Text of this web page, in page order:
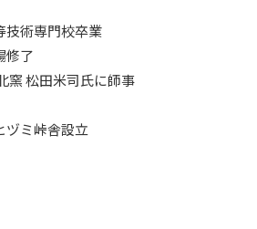
術専門校卒業
修了
松田米司氏に師事
ミ峠舎設立